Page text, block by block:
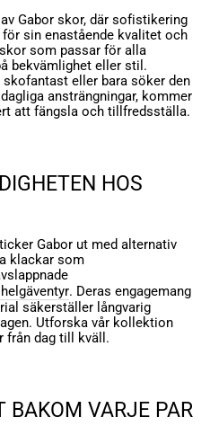
Gabor skor, där sofistikering
sin enastående kvalitet och
som passar för alla
bekvämlighet eller stil.
eller bara söker den
ansträngningar, kommer
att fängsla och tillfredsställa.
HOS
Gabor ut med alternativ
klackar som
. Deras engagemang
säkerställer långvarig
Utforska vår kollektion
från dag till kväll.
BAKOM VARJE PAR